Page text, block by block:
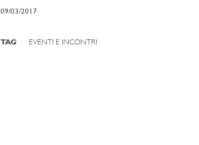
09/03/2017
TAG EVENTI E INCONTRI